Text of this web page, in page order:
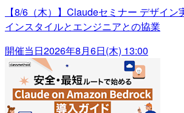
【8/6（木）】Claudeセミナー デザイ
インスタイルとエンジニアとの協業
開催当日2026年8月6日(木) 13:00